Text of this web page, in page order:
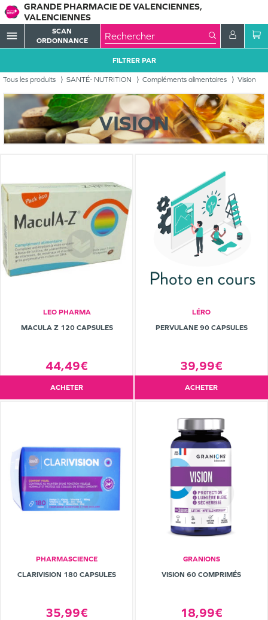
GRANDE PHARMACIE DE VALENCIENNES,
VALENCIENNES
menu
SCAN
ORDONNANCE
Tous les produits SANTÉ- NUTRITION Compléments alimentaires Vision
FILTRER PAR
VISION
LEO PHARMA
MACULA Z 120 CAPSULES
44,49€
ACHETER
LÉRO
PERVULANE 90 CAPSULES
39,99€
ACHETER
PHARMASCIENCE
CLARIVISION 180 CAPSULES
35,99€
GRANIONS
VISION 60 COMPRIMÉS
18,99€